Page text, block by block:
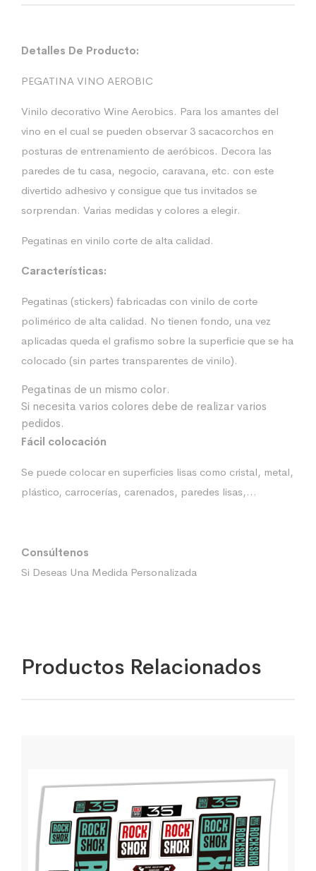
Detalles De Producto:
PEGATINA VINO AEROBIC
Vinilo decorativo Wine Aerobics. Para los amantes del
vino en el cual se pueden observar 3 sacacorchos en
posturas de entrenamiento de aeróbicos. Decora las
paredes de tu casa, negocio, caravana, etc. con este
divertido adhesivo y consigue que tus invitados se
sorprendan. Varias medidas y colores a elegir.
Pegatinas en vinilo corte de alta calidad.
Características:
Pegatinas (stickers) fabricadas con vinilo de corte
polimérico de alta calidad. No tienen fondo, una vez
aplicadas queda el grafismo sobre la superficie que se ha
colocado (sin partes transparentes de vinilo).
Pegatinas de un mismo color.
Si necesita varios colores debe de realizar varios
pedidos.
Fácil colocación
Se puede colocar en superficies lisas como cristal, metal,
plástico, carrocerías, carenados, paredes lisas,…
Consúltenos
Si Deseas Una Medida Personalizada
Productos Relacionados